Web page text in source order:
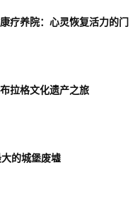
疗养院：心灵恢复活力的门
拉格文化遗产之旅
的城堡废墟